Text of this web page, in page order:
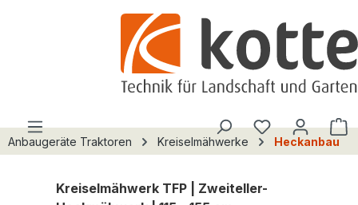
Du hast 0
Anbaugeräte Traktoren Kreiselmähwerke Heckanbau
Kreiselmähwerk TFP | Zweiteller-